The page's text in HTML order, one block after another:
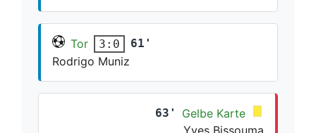
Tor 3:0 61'
Rodrigo Muniz
63'
Gelbe Karte
Yves Bissouma